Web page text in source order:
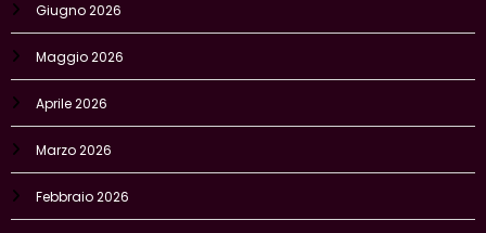
Giugno 2026
Maggio 2026
Aprile 2026
Marzo 2026
Febbraio 2026